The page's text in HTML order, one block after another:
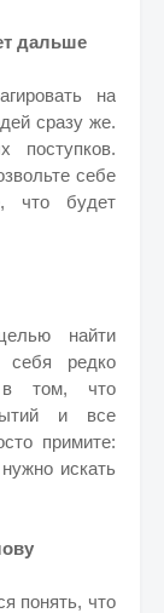
дальше
на
сразу же.
поступков.
себе
что будет
найти
себя редко
в том, что
и все
примите:
искать
понять, что